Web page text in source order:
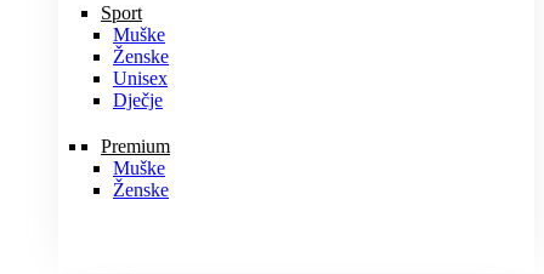
Sport
Muške
Ženske
Unisex
Dječje
Premium
Muške
Ženske